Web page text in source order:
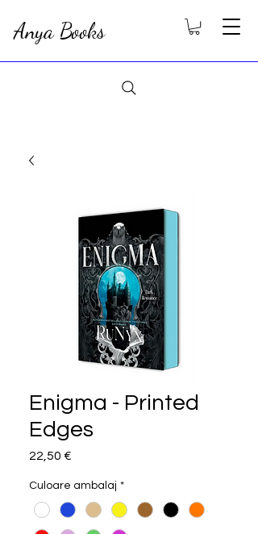
Anya Books
Enigma - Printed
Edges
22,50 €
Culoare ambalaj *